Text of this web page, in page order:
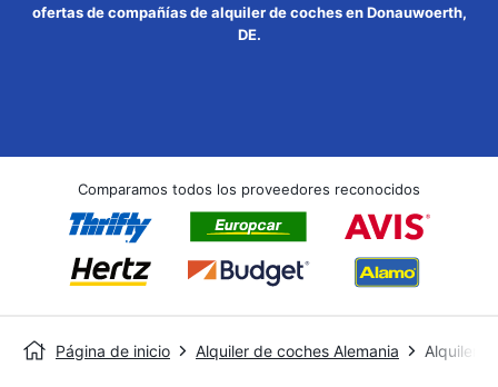
ofertas de compañías de alquiler de coches en Donauwoerth,
DE.
Comparamos todos los proveedores reconocidos
Página de inicio Alquiler de coches Alemania Alquiler